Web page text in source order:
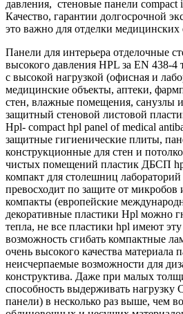
давления, стеновые панели
Качество, гарантии долгосрочной
это важно для отделки медицинских
Панели для интерьера отделочные
высокого давления HPL за EN 438-
с высокой нагрузкой (офисная и
медицинские объекты, аптеки,
стен, влажные помещения, санузлы
защитный стеновой листовой
Hpl- compact hpl panel of medical
защитные гигиенические плиты,
конструкционные для стен и
чистых помещений пластик ДБСП
компакт для столешниц
превосходит по защите от микробов
компакты (европейские
декоративные пластики Hpl можно
тепла, не все пластики hpl имеют
возможность сгибать компактные
очень высокого качества материала
неисчерпаемые возможности для
конструктива. Даже при малых
способность выдерживать нагрузку
панели) в несколько раз выше, чем